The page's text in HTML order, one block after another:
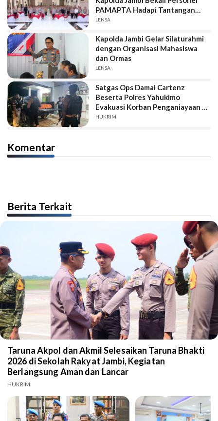
PAMAPTA Hadapi Tantangan
Kamtibmas
LENSA
Kapolda Jambi Gelar Silaturahmi
dengan Organisasi Mahasiswa
dan Ormas
LENSA
Satgas Ops Damai Cartenz
Beserta Polres Yahukimo
Evakuasi Korban Penganiayaan di
Yahukimo, Diduga Ulah
HUKRIM
Komentar
Berita Terkait
Taruna Akpol dan Akmil Selesaikan Taruna Bhakti
2026 di Sekolah Rakyat Jambi, Kegiatan
Berlangsung Aman dan Lancar
HUKRIM